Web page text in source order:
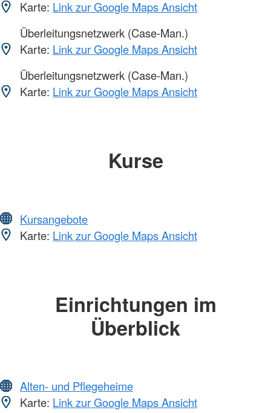
Karte: Link zur Google Maps Ansicht
Überleitungsnetzwerk (Case-Man.)
Karte: Link zur Google Maps Ansicht
Überleitungsnetzwerk (Case-Man.)
Karte: Link zur Google Maps Ansicht
Kurse
Kursangebote
Karte: Link zur Google Maps Ansicht
Einrichtungen im
Überblick
Alten- und Pflegeheime
Karte: Link zur Google Maps Ansicht